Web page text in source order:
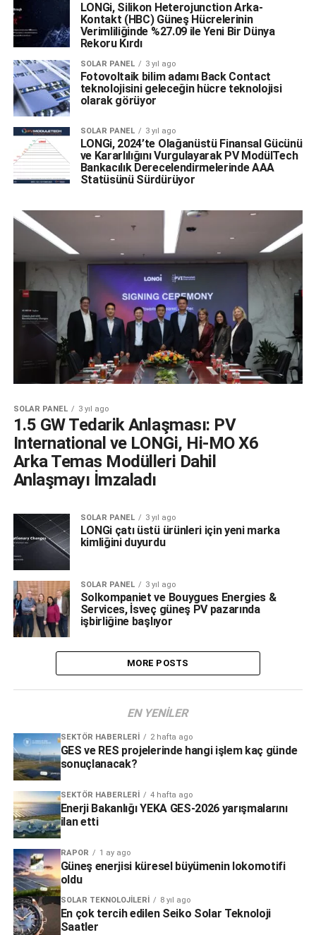
LONGi, Silikon Heterojunction Arka-
Kontakt (HBC) Güneş Hücrelerinin
Verimliliğinde %27.09 ile Yeni Bir Dünya
Rekoru Kırdı
SOLAR PANEL 3 yıl ago
Fotovoltaik bilim adamı Back Contact
teknolojisini geleceğin hücre teknolojisi
olarak görüyor
SOLAR PANEL 3 yıl ago
LONGi, 2024’te Olağanüstü Finansal Gücünü
ve Kararlılığını Vurgulayarak PV ModülTech
Bankacılık Derecelendirmelerinde AAA
Statüsünü Sürdürüyor
SOLAR PANEL 3 yıl ago
1.5 GW Tedarik Anlaşması: PV
International ve LONGi, Hi-MO X6
Arka Temas Modülleri Dahil
Anlaşmayı İmzaladı
SOLAR PANEL 3 yıl ago
LONGi çatı üstü ürünleri için yeni marka
kimliğini duyurdu
SOLAR PANEL 3 yıl ago
Solkompaniet ve Bouygues Energies &
Services, İsveç güneş PV pazarında
işbirliğine başlıyor
MORE POSTS
EN YENILER
SEKTÖR HABERLERI 2 hafta ago
GES ve RES projelerinde hangi işlem kaç günde
sonuçlanacak?
SEKTÖR HABERLERI 4 hafta ago
Enerji Bakanlığı YEKA GES-2026 yarışmalarını
ilan etti
RAPOR 1 ay ago
Güneş enerjisi küresel büyümenin lokomotifi
oldu
SOLAR TEKNOLOJILERI 8 yıl ago
En çok tercih edilen Seiko Solar Teknoloji
Saatler